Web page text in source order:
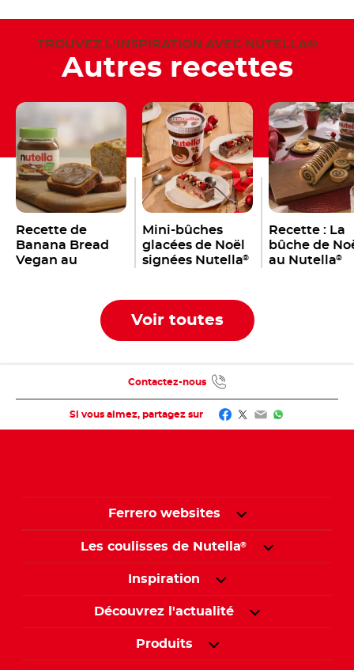
TROUVEZ L'INSPIRATION AVEC NUTELLA®
Autres recettes
Recette de
Banana Bread
Vegan au
Mini-bûches
glacées de Noël
signées Nutella®
Recette : La
bûche de
au Nutella®
Voir toutes
Si vous aimez, partagez sur Facebook
Twitter
EmailWhatsApp
Contactez-nous
Ferrero websites
Les coulisses de Nutella®
Inspiration
Découvrez l'actualité
Produits